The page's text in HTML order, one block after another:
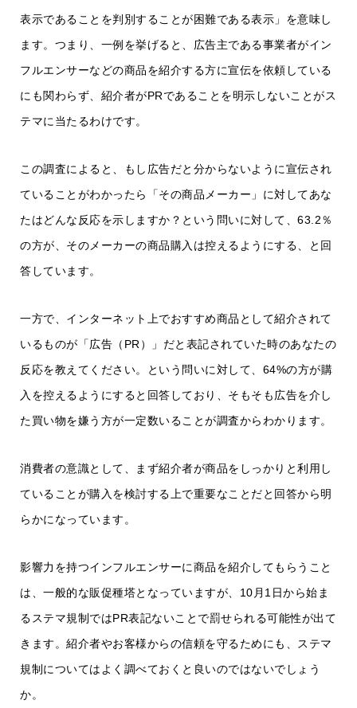
表示であることを判別することが困難である表示」を意味し
ます。つまり、一例を挙げると、広告主である事業者がイン
フルエンサーなどの商品を紹介する方に宣伝を依頼している
にも関わらず、紹介者がPRであることを明示しないことがス
テマに当たるわけです。
この調査によると、もし広告だと分からないように宣伝され
ていることがわかったら「その商品メーカー」に対してあな
たはどんな反応を示しますか？という問いに対して、63.2％
の方が、そのメーカーの商品購入は控えるようにする、と回
答しています。
一方で、インターネット上でおすすめ商品として紹介されて
いるものが「広告（PR）」だと表記されていた時のあなたの
反応を教えてください。という問いに対して、64%の方が購
入を控えるようにすると回答しており、そもそも広告を介し
た買い物を嫌う方が一定数いることが調査からわかります。
消費者の意識として、まず紹介者が商品をしっかりと利用し
ていることが購入を検討する上で重要なことだと回答から明
らかになっています。
影響力を持つインフルエンサーに商品を紹介してもらうこと
は、一般的な販促種塔となっていますが、10月1日から始ま
るステマ規制ではPR表記ないことで罰せられる可能性が出て
きます。紹介者やお客様からの信頼を守るためにも、ステマ
規制についてはよく調べておくと良いのではないでしょう
か。